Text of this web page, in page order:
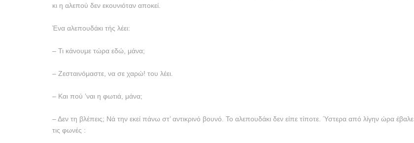
κι η αλεπού δεν εκουνιόταν αποκεί.
Ένα αλεπουδάκι τής λέει:
– Τι κάνουμε τώρα εδώ, μάνα;
– Ζεσταινόμαστε, να σε χαρώ! του λέει.
– Και πού ’ναι η φωτιά, μάνα;
– Δεν τη βλέπεις; Νά την εκεί πάνω στ’ αντικρινό βουνό. Το αλεπουδάκι δεν είπε τίποτε. Ύστερα από λίγην ώρα έβαλε
τις φωνές :